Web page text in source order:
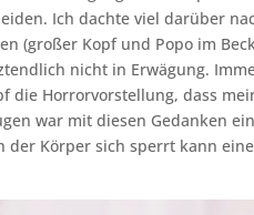
Ich dachte viel darüber
(großer Kopf und Popo im
nicht in Erwägung.
die Horrorvorstellung, dass
war mit diesen Gedanken
Körper sich sperrt kann